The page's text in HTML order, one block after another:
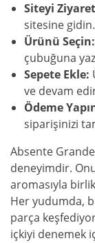
Siteyi
sitesine gidin.
Ürünü Seçin:
çubuğuna
Sepete Ekle:
ve devam
Ödeme
siparişinizi
Absente
deneyimdir.
aromasıyla
Her yudumda,
parça
içkiyi denemek